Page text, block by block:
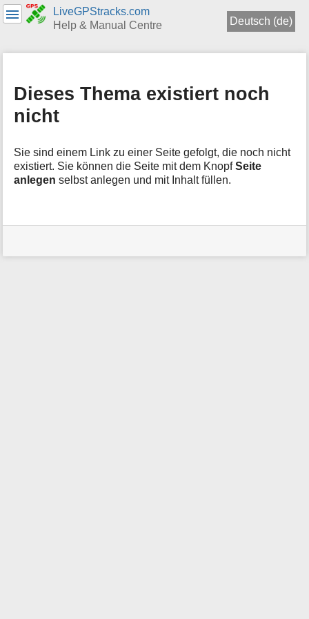
LiveGPStracks.com
Help & Manual Centre
Deutsch (de)
Dieses Thema existiert noch
nicht
Sie sind einem Link zu einer Seite gefolgt, die noch nicht
existiert. Sie können die Seite mit dem KnopfSeite
anlegen selbst anlegen und mit Inhalt füllen.